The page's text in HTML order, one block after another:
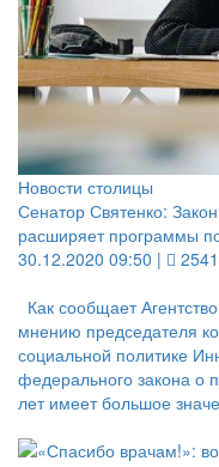
Новости столицы
Сенатор Святенко:
расширяет программы
30.12.2020 09:50 |
2541
Как сообщает
мнению председателя
социальной политике
федерального закона о
лет имеет большое